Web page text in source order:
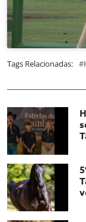
Tags Relacionadas: